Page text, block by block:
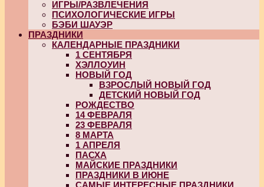
ИГРЫ/РАЗВЛЕЧЕНИЯ
ПСИХОЛОГИЧЕСКИЕ ИГРЫ
БЭБИ ШАУЭР
ПРАЗДНИКИ
КАЛЕНДАРНЫЕ ПРАЗДНИКИ
1 СЕНТЯБРЯ
ХЭЛЛОУИН
НОВЫЙ ГОД
ВЗРОСЛЫЙ НОВЫЙ ГОД
ДЕТСКИЙ НОВЫЙ ГОД
РОЖДЕСТВО
14 ФЕВРАЛЯ
23 ФЕВРАЛЯ
8 МАРТА
1 АПРЕЛЯ
ПАСХА
МАЙСКИЕ ПРАЗДНИКИ
ПРАЗДНИКИ В ИЮНЕ
САМЫЕ ИНТЕРЕСНЫЕ ПРАЗДНИКИ